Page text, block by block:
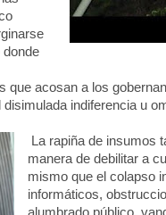
donde
acosan a los
indiferencia u
La rapiña de insumos
manera de debilitar a
mismo que el colapso
informáticos,